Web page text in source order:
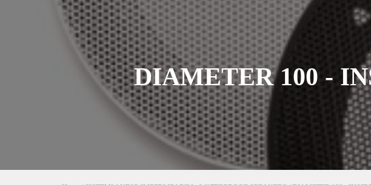
DIAMETER 100 -